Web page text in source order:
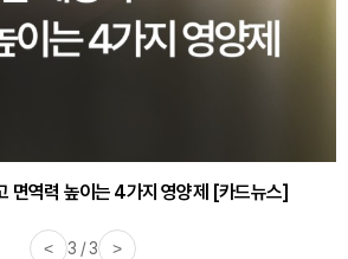
면역력 높이는 4가지 영양제 [카드뉴스]
< 3 / 3 >